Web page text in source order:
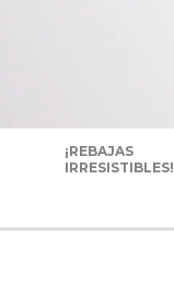
¡REBAJAS
IRRESISTIBLES!